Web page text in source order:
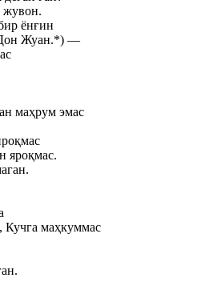
жувон.
ёнғин
Дон Жуан.*) —
маҳрум эмас
яроқмас.
маҳкуммас